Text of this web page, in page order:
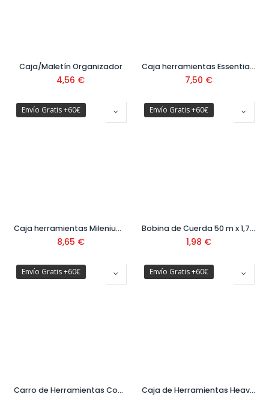
Caja/Maletín Organizador
4,56 €
Caja herramientas Essential 406*205*195mm Ref. STST1-75518
7,50 €
Envío Gratis +60€
Caja herramientas Milenium 411x199x185 mm Ref. 1-92-065
8,65 €
Envío Gratis +60€
Bobina de Cuerda 50 m x 1,7 mm
1,98 €
Envío Gratis +60€
Carro de Herramientas Compact 2 Bloques Ref. 09400716
Envío Gratis +60€
Caja de Herramientas Heavy Duty con Asa y Ruedas Ref.09400711